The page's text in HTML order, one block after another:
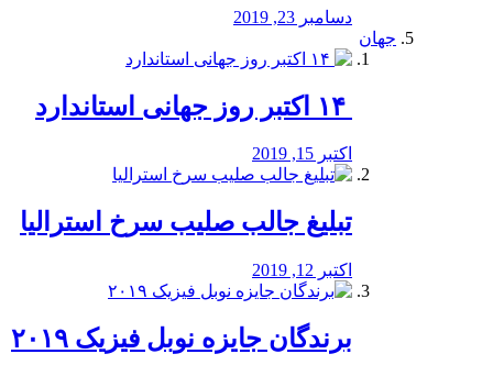
دسامبر 23, 2019
جهان
اکتبر 15, 2019
تبلیغ جالب صلیب سرخ استرالیا
اکتبر 12, 2019
برندگان جایزه نوبل فیزیک ۲۰۱۹